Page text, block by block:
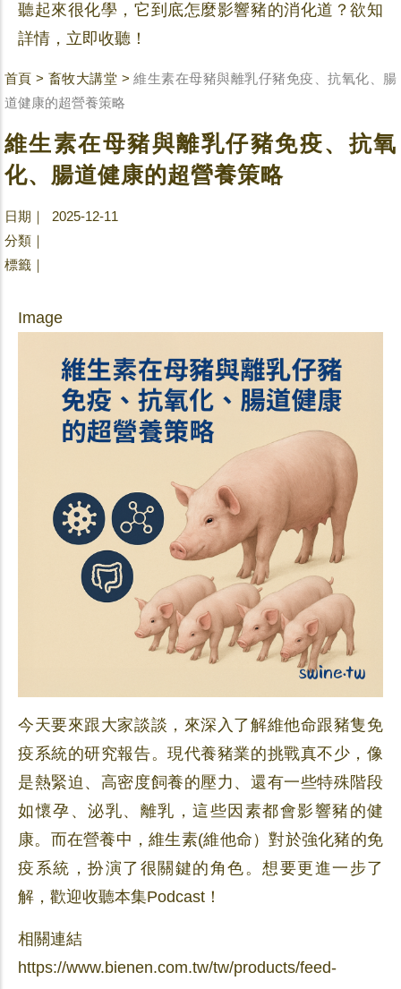
聽起來很化學，它到底怎麼影響豬的消化道？欲知
詳情，立即收聽！
首頁 > 畜牧大講堂 >維生素在母豬與離乳仔豬免疫、抗氧化、腸
道健康的超營養策略
維生素在母豬與離乳仔豬免疫、抗氧
化、腸道健康的超營養策略
日期｜ 2025-12-11
分類｜
標籤｜
Image
今天要來跟大家談談，來深入了解維他命跟豬隻免
疫系統的研究報告。現代養豬業的挑戰真不少，像
是熱緊迫、高密度飼養的壓力、還有一些特殊階段
如懷孕、泌乳、離乳，這些因素都會影響豬的健
康。而在營養中，維生素(維他命）對於強化豬的免
疫系統，扮演了很關鍵的角色。想要更進一步了
解，歡迎收聽本集Podcast！
相關連結
https://www.bienen.com.tw/tw/products/feed-